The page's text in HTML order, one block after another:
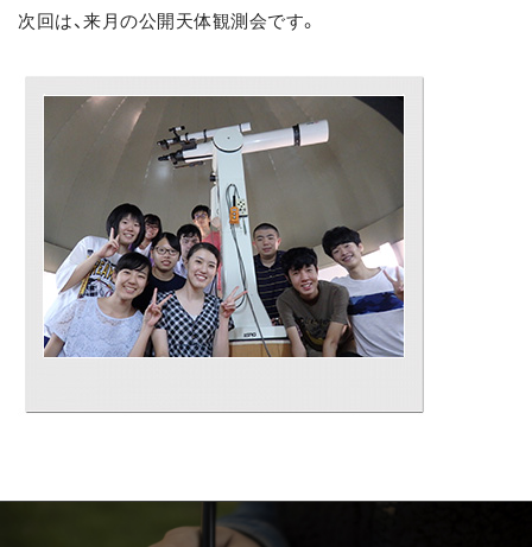
次回は、来月の公開天体観測会です。